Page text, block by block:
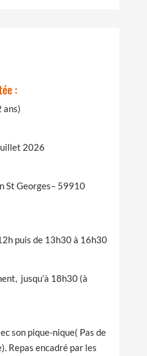
:
ans)
2026
St Georges– 59910
puis de 13h30 à 16h30
jusqu’à 18h30 (à
son pique-nique( Pas de
. Repas encadré par les